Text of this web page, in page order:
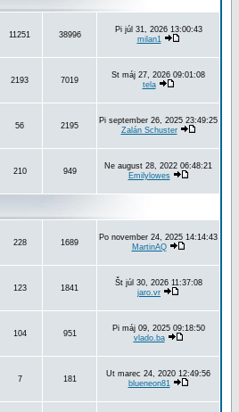
11251 38996
Pi júl 31, 2026 13:00:43
milan1
2193 7019
St máj 27, 2026 09:01:08
tela
56 2195
Pi september 26, 2025 23:49:25
Zalán Schuster
210 949
Ne august 28, 2022 06:48:21
Emilylowes
228 1689
Po november 24, 2025 14:14:43
MartinAQ
123 1841
Št júl 30, 2026 11:37:08
jaro.vr
104 951
Pi máj 09, 2025 09:18:50
vlado.ba
7 181
Ut marec 24, 2020 12:49:56
blueneon81